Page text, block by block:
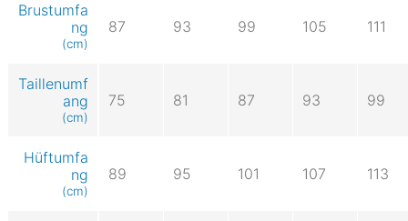
Brustumfa
ng
(cm)
87 93 99 105 111
Taillenumf
ang
(cm)
75 81 87 93 99
Hüftumfa
ng
(cm)
89 95 101 107 113